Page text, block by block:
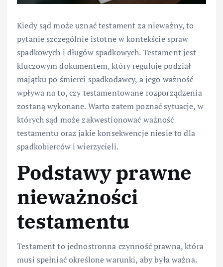
Kiedy sąd może uznać testament za nieważny, to
pytanie szczególnie istotne w kontekście spraw
spadkowych i długów spadkowych. Testament jest
kluczowym dokumentem, który reguluje podział
majątku po śmierci spadkodawcy, a jego ważność
wpływa na to, czy testamentowane rozporządzenia
zostaną wykonane. Warto zatem poznać sytuacje, w
których sąd może zakwestionować ważność
testamentu oraz jakie konsekwencje niesie to dla
spadkobierców i wierzycieli.
Podstawy prawne
nieważności
testamentu
Testament to jednostronna czynność prawna, która
musi spełniać określone warunki, aby była ważna.